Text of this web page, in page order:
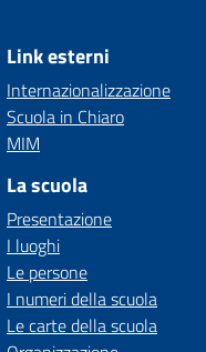
Link esterni
Internazionalizzazione
Scuola in Chiaro
MIM
La scuola
Presentazione
I luoghi
Le persone
I numeri della scuola
Le carte della scuola